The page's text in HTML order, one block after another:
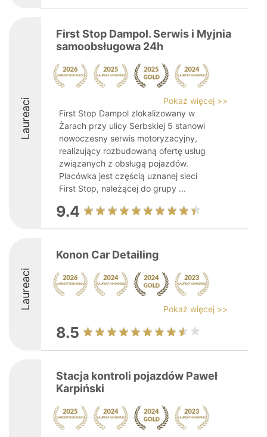
Laureaci
First Stop Dampol. Serwis i Myjnia
samoobsługowa 24h
Pokaż więcej >>
First Stop Dampol zlokalizowany w
Żarach przy ulicy Serbskiej 5 stanowi
nowoczesny serwis motoryzacyjny,
realizujący rozbudowaną ofertę usług
związanych z obsługą pojazdów.
Placówka jest częścią uznanej sieci
First Stop, należącej do grupy ...
9.4
Laureaci
Konon Car Detailing
Pokaż więcej >>
8.5
Stacja kontroli pojazdów Paweł
Karpiński